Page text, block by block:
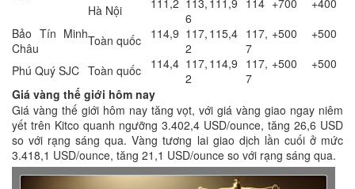
Hà Nội
6
Bảo Tín Minh
Châu
Toàn quốc 114,9 117,
2
115,4 117,
7
+500 +500
Phú Quý SJC Toàn quốc 114,4 117,
2
114,9 117,
7
+500
+500
Giá vàng thế giới hôm nay
Giá vàng thế giới hôm nay tăng vọt, với giá vàng giao ngay niêm
yết trên Kitco quanh ngưỡng 3.402,4 USD/ounce, tăng 26,6 USD
so với rạng sáng qua. Vàng tương lai giao dịch lần cuối ở mức
3.418,1 USD/ounce, tăng 21,1 USD/ounce so với rạng sáng qua.